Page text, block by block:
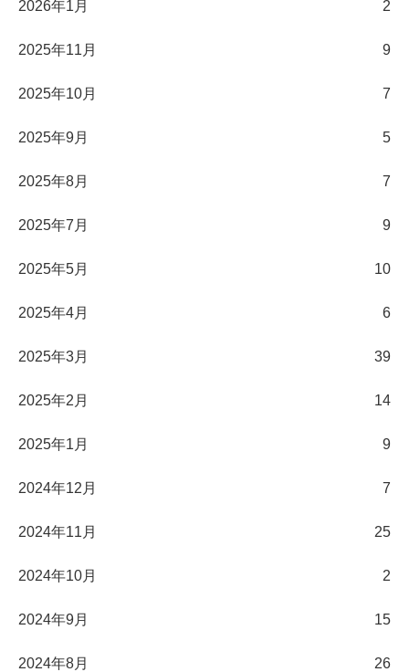
2026年1月 2
2025年11月 9
2025年10月 7
2025年9月 5
2025年8月 7
2025年7月 9
2025年5月 10
2025年4月 6
2025年3月 39
2025年2月 14
2025年1月 9
2024年12月 7
2024年11月 25
2024年10月 2
2024年9月 15
2024年8月 26